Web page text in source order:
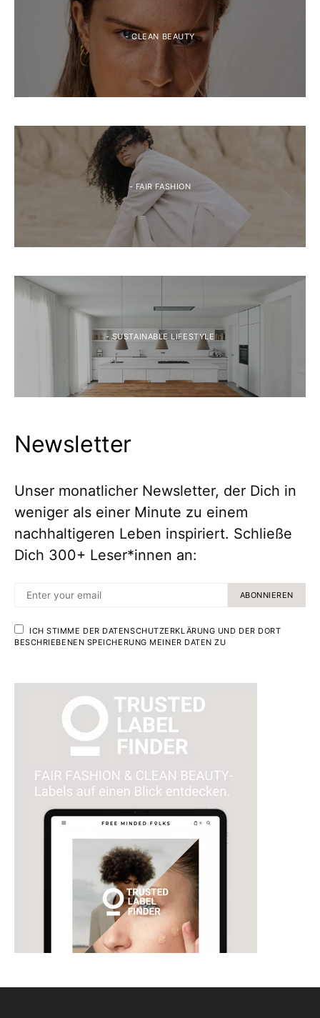
- CLEAN BEAUTY
- FAIR FASHION
- SUSTAINABLE LIFESTYLE
Newsletter
Unser monatlicher Newsletter, der Dich in
weniger als einer Minute zu einem
nachhaltigeren Leben inspiriert. Schließe
Dich 300+ Leser*innen an:
ABONNIEREN
ICH STIMME DER DATENSCHUTZERKLÄRUNG UND DER DORT
BESCHRIEBENEN SPEICHERUNG MEINER DATEN ZU